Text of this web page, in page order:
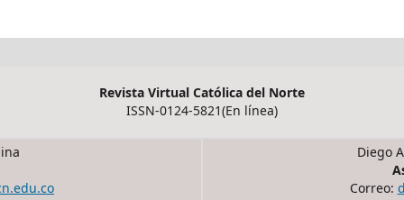
Revista Virtual Católica del Norte
ISSN-0124-5821(En línea)
Diego
Correo: